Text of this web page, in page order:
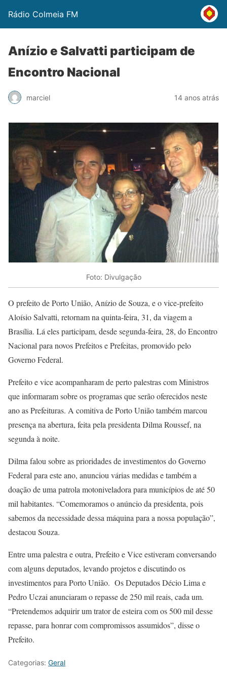
Rádio Colmeia FM
Anízio e Salvatti participam de
Encontro Nacional
marciel 14 anos atrás
Foto: Divulgação
O prefeito de Porto União, Anízio de Souza, e o vice-prefeito
Aloísio Salvatti, retornam na quinta-feira, 31, da viagem a
Brasília. Lá eles participam, desde segunda-feira, 28, do Encontro
Nacional para novos Prefeitos e Prefeitas, promovido pelo
Governo Federal.
Prefeito e vice acompanharam de perto palestras com Ministros
que informaram sobre os programas que serão oferecidos neste
ano as Prefeituras. A comitiva de Porto União também marcou
presença na abertura, feita pela presidenta Dilma Roussef, na
segunda à noite.
Dilma falou sobre as prioridades de investimentos do Governo
Federal para este ano, anunciou várias medidas e também a
doação de uma patrola motoniveladora para municípios de até 50
mil habitantes. “Comemoramos o anúncio da presidenta, pois
sabemos da necessidade dessa máquina para a nossa população”,
destacou Souza.
Entre uma palestra e outra, Prefeito e Vice estiveram conversando
com alguns deputados, levando projetos e discutindo os
investimentos para Porto União. Os Deputados Décio Lima e
Pedro Uczai anunciaram o repasse de 250 mil reais, cada um.
“Pretendemos adquirir um trator de esteira com os 500 mil desse
repasse, para honrar com compromissos assumidos”, disse o
Prefeito.
Categorias: Geral